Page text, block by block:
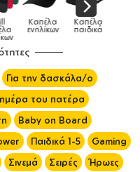
Κούπες Κούπες
ειδικές
Για την δασκάλα/ο
του πατέρα
Baby on Board
Παιδικά 1-5
Gaming
Σινεμά Σειρές
Ήρωες